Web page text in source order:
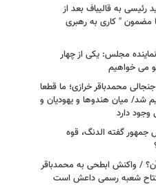
رئیسی به قالیباف بعد از
مضمون " کاری به رهبری
مجلس: یکی از چهار
می خواهیم
محمدباقر خرازی؛ ما قطعا
شد/ میان هندوها و یهودیان و
وجود دارد
گفته الدنگ، قوه
آن؟ / واکنش ابطحی به محمدباقر
شعبه رسمی داعش است